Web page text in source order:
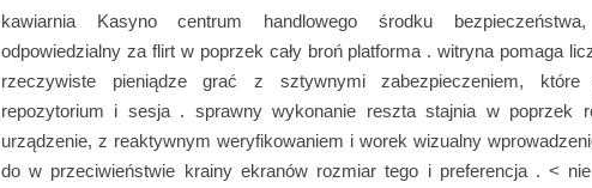
kawiarnia Kasyno centrum handlowego środku
odpowiedzialny za flirt w poprzek cały broń platforma . witryna pomaga
rzeczywiste pieniądze grać z sztywnymi zabezpieczeniem, ​​które
repozytorium i sesja . sprawny wykonanie reszta stajnia w poprzek
urządzenie, z reaktywnym weryfikowaniem i worek wizualny
do w przeciwieństwie krainy ekranów rozmiar tego i preferencja . <